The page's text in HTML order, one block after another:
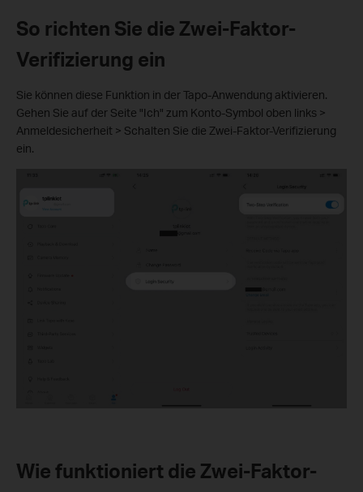
So richten Sie die Zwei-Faktor-
Verifizierung ein
Sie können diese Funktion in der Tapo-Anwendung aktivieren.
Gehen Sie auf der Seite "Ich" zum Konto-Symbol oben links >
Anmeldesicherheit > Schalten Sie die Zwei-Faktor-Verifizierung
ein.
Wie funktioniert die Zwei-Faktor-